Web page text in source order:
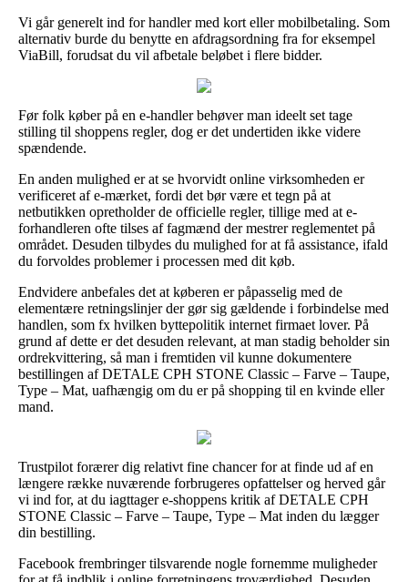
Vi går generelt ind for handler med kort eller mobilbetaling. Som
alternativ burde du benytte en afdragsordning fra for eksempel
ViaBill, forudsat du vil afbetale beløbet i flere bidder.
Før folk køber på en e-handler behøver man ideelt set tage
stilling til shoppens regler, dog er det undertiden ikke videre
spændende.
En anden mulighed er at se hvorvidt online virksomheden er
verificeret af e-mærket, fordi det bør være et tegn på at
netbutikken opretholder de officielle regler, tillige med at e-
forhandleren ofte tilses af fagmænd der mestrer reglementet på
området. Desuden tilbydes du mulighed for at få assistance, ifald
du forvoldes problemer i processen med dit køb.
Endvidere anbefales det at køberen er påpasselig med de
elementære retningslinjer der gør sig gældende i forbindelse med
handlen, som fx hvilken byttepolitik internet firmaet lover. På
grund af dette er det desuden relevant, at man stadig beholder sin
ordrekvittering, så man i fremtiden vil kunne dokumentere
bestillingen af DETALE CPH STONE Classic – Farve – Taupe,
Type – Mat, uafhængig om du er på shopping til en kvinde eller
mand.
Trustpilot forærer dig relativt fine chancer for at finde ud af en
længere række nuværende forbrugeres opfattelser og herved går
vi ind for, at du iagttager e-shoppens kritik af DETALE CPH
STONE Classic – Farve – Taupe, Type – Mat inden du lægger
din bestilling.
Facebook frembringer tilsvarende nogle fornemme muligheder